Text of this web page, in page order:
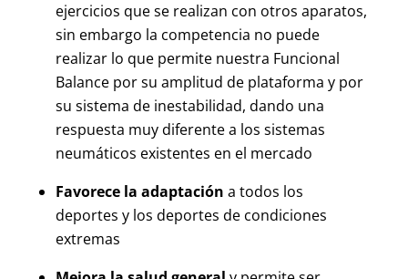
ejercicios que se realizan con otros aparatos,
sin embargo la competencia no puede
realizar lo que permite nuestra Funcional
Balance por su amplitud de plataforma y por
su sistema de inestabilidad, dando una
respuesta muy diferente a los sistemas
neumáticos existentes en el mercado
Favorece la adaptación a todos los
deportes y los deportes de condiciones
extremas